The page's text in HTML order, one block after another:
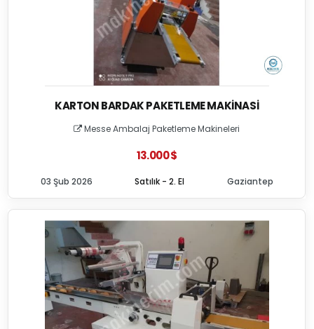
KARTON BARDAK PAKETLEME MAKINASI
Messe Ambalaj Paketleme Makineleri
13.000 $
Satılık - 2. El
03 Şub 2026 Gaziantep